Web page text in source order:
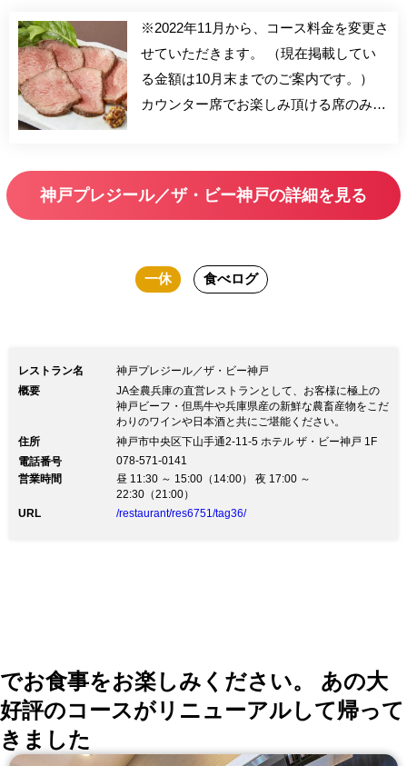
※2022年11月から、コース料金を変更さ
せていただきます。 （現在掲載してい
る金額は10月末までのご案内です。）
カウンター席でお楽しみ頂ける席のみプ
ります。JA全農兵庫の直営レストランと
能いただき、存分に満喫して頂ければ幸
れ入りますが、ご予約の仮押さえはお控
えください。 他のお客様にご迷惑をお
かけする場合がございますので、 1ヵ月
間の内、ご予約は最大でも3日間でお願
いいたします。 ーーーーーーーーーー
ーーーーーーーーーーーーーーーーーー
神戸プレジール／ザ・ビー神戸の詳細を見る
一休 食べログ
レストラン名
神戸プレジール／ザ・ビー神戸
概要
JA全農兵庫の直営レストランとして、お客様に極上の
神戸ビーフ・但馬牛や兵庫県産の新鮮な農畜産物をこだ
わりのワインや日本酒と共にご堪能ください。
住所
神戸市中央区下山手通2-11-5 ホテル ザ・ビー神戸 1F
電話番号
078-571-0141
営業時間
昼 11:30 ～ 15:00（14:00） 夜 17:00 ～
22:30（21:00）
URL
/restaurant/res6751/tag36/
でお食事をお楽しみください。 あの大
好評のコースがリニューアルして帰って
きました